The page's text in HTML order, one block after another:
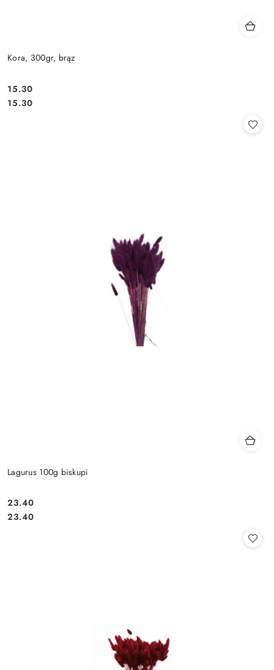
Kora, 300gr, brąz
Cena:
15.30
Cena:
15.30
Lagurus 100g biskupi
Cena:
23.40
Cena:
23.40